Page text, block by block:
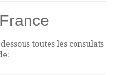
toutes les consulats